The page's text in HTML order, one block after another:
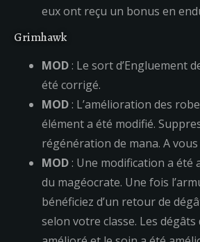
eux ont reçu un bonus en
Grimhawk
MOD: Le sort d’Engluement
été corrigé.
MOD: L’amélioration des
élément a été modifié.
régénération de mana. A
MOD: Une modification a été
du magéocrate. Une fois
bénéficiez d’un retour de
selon votre classe. Les